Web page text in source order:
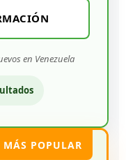
en Venezuela
MÁS POPULAR